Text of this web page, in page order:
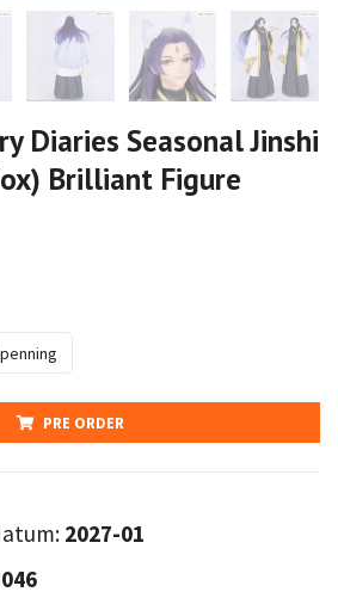
Diaries Seasonal Jinshi
Brilliant Figure
PRE ORDER
2027-01